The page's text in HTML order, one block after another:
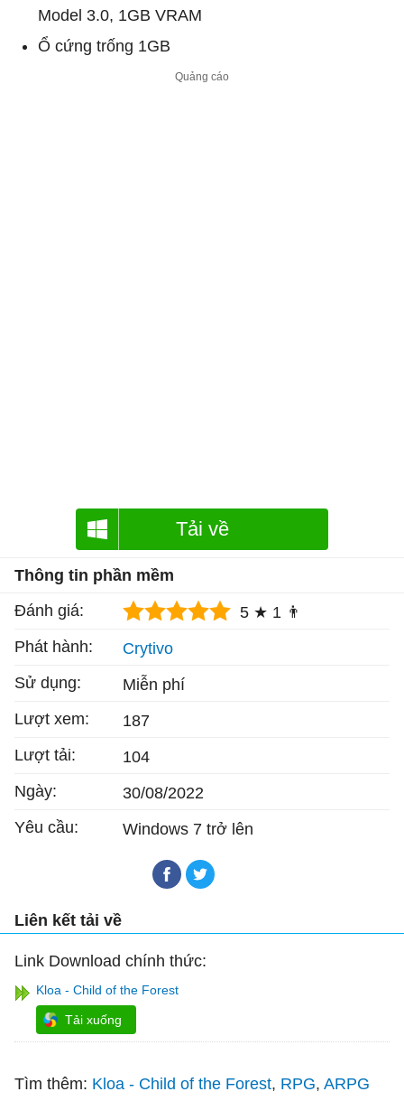
Model 3.0, 1GB VRAM
Ổ cứng trống 1GB
Tải về
Thông tin phần mềm
Đánh giá:
5 ★ 1 👨
Phát hành:
Crytivo
Sử dụng:
Miễn phí
Lượt xem:
187
Lượt tải:
104
Ngày:
30/08/2022
Yêu cầu:
Windows 7 trở lên
Liên kết tải về
Link Download chính thức:
Kloa - Child of the Forest
Tải xuống
Tìm thêm: Kloa - Child of the Forest RPG ARPG